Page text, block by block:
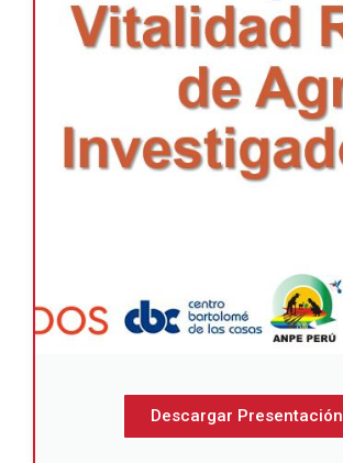
Descargar Presentación